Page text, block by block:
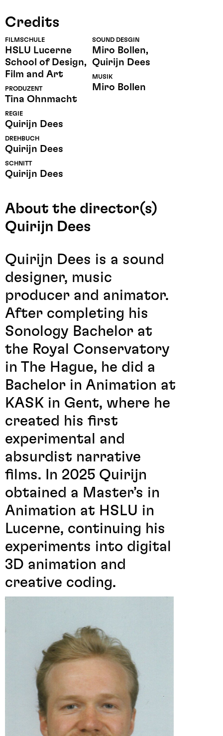
Credits
FILMSCHULE
HSLU Lucerne
School of Design,
Film and Art
PRODUZENT
Tina Ohnmacht
REGIE
Quirijn Dees
DREHBUCH
Quirijn Dees
SCHNITT
Quirijn Dees
SOUND DESGIN
Miro Bollen,
Quirijn Dees
MUSIK
Miro Bollen
About the director(s)
Quirijn Dees
Quirijn Dees is a sound
designer, music
producer and animator.
After completing his
Sonology Bachelor at
the Royal Conservatory
in The Hague, he did a
Bachelor in Animation at
KASK in Gent, where he
created his first
experimental and
absurdist narrative
films. In 2025 Quirijn
obtained a Master’s in
Animation at HSLU in
Lucerne, continuing his
experiments into digital
3D animation and
creative coding.